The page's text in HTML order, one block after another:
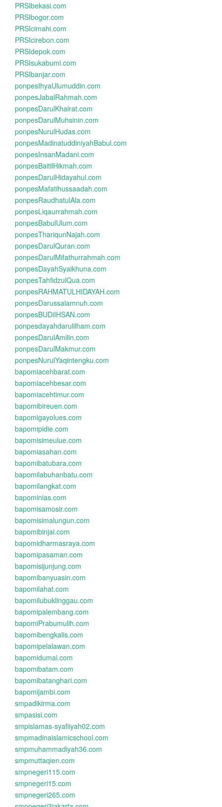
PRSIbekasi.com
PRSIbogor.com
PRSIcimahi.com
PRSIcirebon.com
PRSIdepok.com
PRSIsukabumi.com
PRSIbanjar.com
ponpesIhyaUlumuddin.com
ponpesJabalRahmah.com
ponpesDarulKhairat.com
ponpesDarulMuhsinin.com
ponpesNurulHudas.com
ponpesMadinatuddiniyahBabul.com
ponpesInsanMadani.com
ponpesBaitilHikmah.com
ponpesDarulHidayahul.com
ponpesMafatihussaadah.com
ponpesRaudhatulAla.com
ponpesLiqaurrahmah.com
ponpesBabulUlum.com
ponpesThariqunNajah.com
ponpesDarulQuran.com
ponpesDarulMifathurrahmah.com
ponpesDayahSyaikhuna.com
ponpesTahfidzulQua.com
ponpesRAHMATULHIDAYAH.com
ponpesDarussalamnuh.com
ponpesBUDiIHSAN.com
ponpesdayahdarulilham.com
ponpesDarulAmilin.com
ponpesDarulMakmur.com
ponpesNurulYaqintengku.com
bapomiacehbarat.com
bapomiacehbesar.com
bapomiacehtimur.com
bapomibireuen.com
bapomigayolues.com
bapomipidie.com
bapomisimeulue.com
bapomiasahan.com
bapomibatubara.com
bapomilabuhanbatu.com
bapomilangkat.com
bapominias.com
bapomisamosir.com
bapomisimalungun.com
bapomibinjai.com
bapomidharmasraya.com
bapomipasaman.com
bapomisijunjung.com
bapomibanyuasin.com
bapomilahat.com
bapomilubuklinggau.com
bapomipalembang.com
bapomiPrabumulih.com
bapomibengkalis.com
bapomipelalawan.com
bapomidumai.com
bapomibatam.com
bapomibatanghari.com
bapomijambi.com
smpadikirma.com
smpasisi.com
smpislamas-syafiiyah02.com
smpmadinaislamicschool.com
smpmuhammadiyah36.com
smpmuttaqien.com
smpnegeri115.com
smpnegeri15.com
smpnegeri265.com